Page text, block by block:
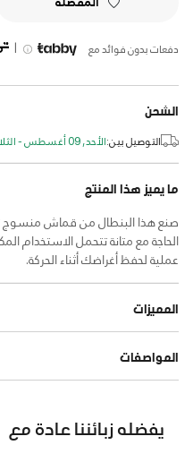
دفعات بدون فوائد مع |
الشحن
التوصيل بين:الأحد, 09 أغسطس - الثلاثاء, 11 أغسطس
ما يميز هذا المنتج
صنع هذا البنطال من قماش منسوج
الحاجة مع متانة تتحمل الاستخدام
عملية لحفظ أغراضك أثناء الحركة.
المميزات
المواصفات
يفضله زبائننا عادة مع